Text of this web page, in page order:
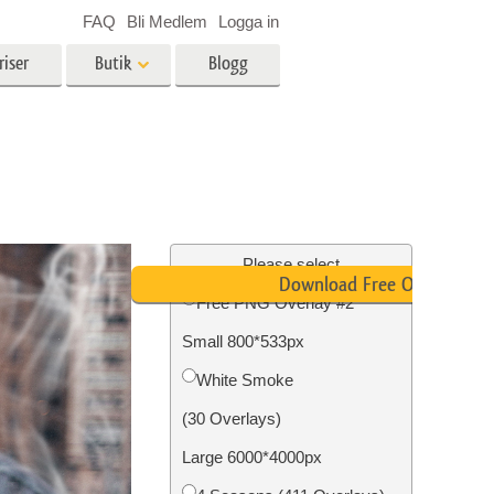
Foto restaurering
Butik Blogg
FAQ Bli Medlem Logga in
Please select
Free PNG Overlay #2
Small 800*533px
White Smoke
(30 Overlays)
Large 6000*4000px
Download Free Overlay